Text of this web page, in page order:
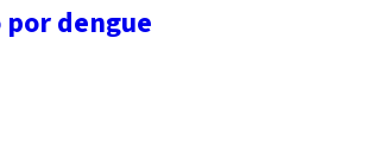
dengue